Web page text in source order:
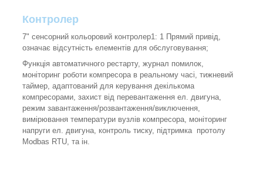
Контролер
7" сенсорний кольоровий контролер1: 1 Прямий привід,
означає відсутність елементів для обслуговування;
Функція автоматичного рестарту, журнал помилок,
моніторинг роботи компресора в реальному часі, тижневий
таймер, адаптований для керування декількома
компресорами, захист від перевантаження ел. двигуна,
режим завантаження/розвантаження/виключення,
вимірювання температури вузлів компресора, моніторинг
напруги ел. двигуна, контроль тиску, підтримка протолу
Modbas RTU, та ін.